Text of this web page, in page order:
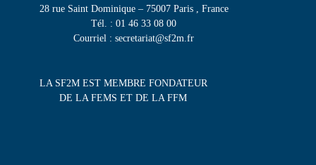
28 rue Saint Dominique – 75007 Paris , France
Tél. : 01 46 33 08 00
Courriel : secretariat@sf2m.fr
LA SF2M EST MEMBRE FONDATEUR
DE LA FEMS ET DE LA FFM